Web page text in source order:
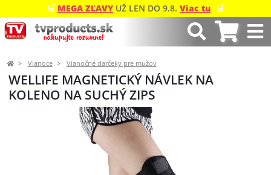
🛒 MEGA ZĽAVY UŽ LEN DO 9.8. Viac tu 🛒
Vianoce Vianočné darčeky pre mužov
WELLIFE MAGNETICKÝ NÁVLEK NA
KOLENO NA SUCHÝ ZIPS